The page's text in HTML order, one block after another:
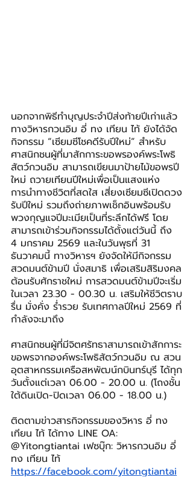
นอกจากพิธีทำบุญประจำปีส่งท้ายปีเก่าแล้ว
ทางวิหารกวนอิม อี่ ทง เทียน ไท้ ยังได้จัด
กิจกรรม “เซียมซีโชคดีรับปีใหม่” สำหรับ
ศาสนิกชนผู้ที่มาสักการะขอพรองค์พระโพธิ
สัตว์กวนอิม สามารถเขียนมาป้ายไม้ขอพรปี
ใหม่ ถวายเทียนปีใหม่เพื่อเป็นแสงแห่ง
การนำทางชีวิตที่สดใส เสี่ยงเซียมซีเปิดดวง
รับปีใหม่ รวมถึงถ่ายภาพเช็กอินพร้อมรับ
พวงกุญแจปีมะเมียเป็นที่ระลึกได้ฟรี โดย
สามารถเข้าร่วมกิจกรรมได้ตั้งแต่วันนี้ ถึง
4 มกราคม 2569 และในวันพุธที่ 31
ธันวาคมนี้ ทางวิหารฯ ยังจัดให้มีกิจกรรม
สวดมนต์ข้ามปี นั่งสมาธิ เพื่อเสริมสิริมงคล
ต้อนรับศักราชใหม่ การสวดมนต์ข้ามปีจะเริ่ม
ในเวลา 23.30 - 00.30 น. เสริมให้ชีวิตราบ
รื่น มั่งคั่ง ร่ำรวย รับเทศกาลปีใหม่ 2569 ที่
กำลังจะมาถึง
ศาสนิกชนผู้ที่มีจิตศรัทธาสามารถเข้าสักการะ
ขอพรจากองค์พระโพธิสัตว์กวนอิม ณ สวน
อุตสาหกรรมเครือสหพัฒน์กบินทร์บุรี ได้ทุก
วันตั้งแต่เวลา 06.00 - 20.00 น. (โถงชั้น
ใต้ดินเปิด-ปิดเวลา 06.00 - 18.00 น.)
ติดตามข่าวสารกิจกรรมของวิหาร อี่ ทง
เทียน ไท้ ได้ทาง LINE OA:
@Yitongtiantai เฟซบุ๊ก: วิหารกวนอิม อี่
ทง เทียน ไท้
https://facebook.com/yitongtiantai